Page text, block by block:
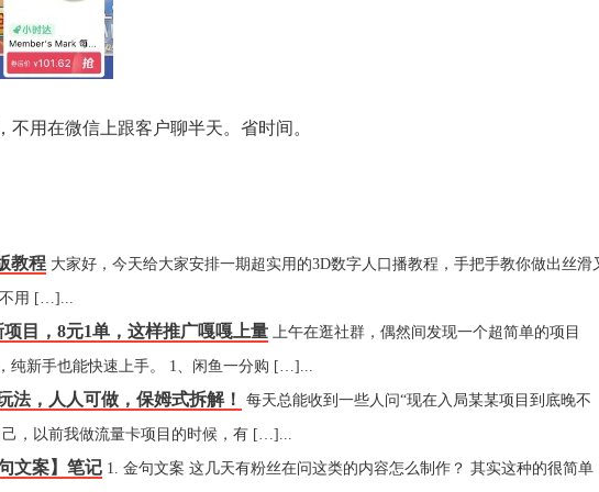
用在微信上跟客户聊半天。省时间。
教程 大家好，今天给大家安排一期超实用的3D数字人口播教程，手把手教你做出丝滑
用 […]...
目，8元1单，这样推广嘎嘎上量 上午在逛社群，偶然间发现一个超简单的项目
新手也能快速上手。 1、闲鱼一分购 […]...
法，人人可做，保姆式拆解！ 每天总能收到一些人问“现在入局某某项目到底晚不
，以前我做流量卡项目的时候，有 […]...
文案】笔记 1. 金句文案 这几天有粉丝在问这类的内容怎么制作？ 其实这种的很简单